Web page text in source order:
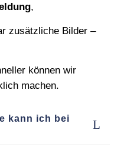
,
zusätzliche Bilder –
können wir
machen.
kann ich bei